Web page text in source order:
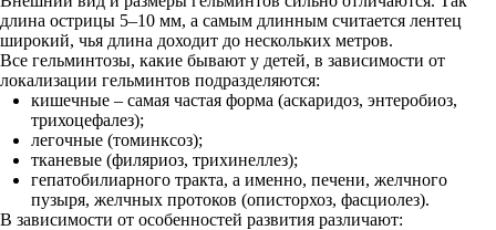
длина острицы 5–10 мм, а самым длинным считается лентец
широкий, чья длина доходит до нескольких метров.
Все гельминтозы, какие бывают у детей, в зависимости от
локализации гельминтов подразделяются:
кишечные – самая частая форма (аскаридоз, энтеробиоз,
трихоцефалез);
легочные (томинксоз);
тканевые (филяриоз, трихинеллез);
гепатобилиарного тракта, а именно, печени, желчного
пузыря, желчных протоков (описторхоз, фасциолез).
В зависимости от особенностей развития различают: